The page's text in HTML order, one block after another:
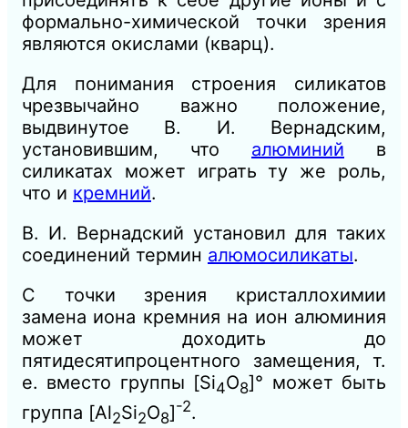
формально-химической точки зрения
являются окислами (кварц).
Для понимания строения силикатов
чрезвычайно важно положение,
выдвинутое В. И. Вернадским,
установившим, что алюминий в
силикатах может играть ту же роль,
что и кремний.
В. И. Вернадский установил для таких
соединений термин алюмосиликаты.
С точки зрения кристаллохимии
замена иона кремния на ион алюминия
может доходить до
пятидесятипроцентного замещения, т.
е. вместо группы [Si4О8]° может быть
группа [Al2Si2О8]-2.